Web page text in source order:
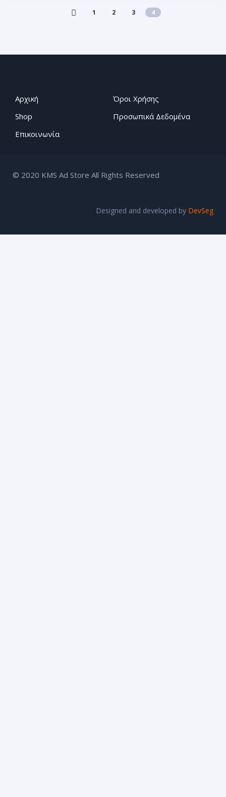
1 2 3 4
Αρχική
Shop
Επικοινωνία
Όροι Χρήσης
Προσωπικά Δεδομένα
© 2020 KMS Ad Store All Rights Reserved
Designed and developed by DevSeg